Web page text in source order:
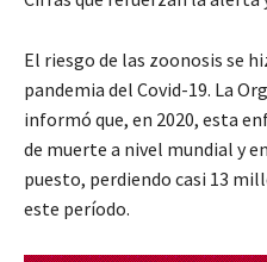
El riesgo de las zoonosis se
pandemia del Covid-19. La
informó que, en 2020, esta
de muerte a nivel mundial y
puesto, perdiendo casi 13
este período.